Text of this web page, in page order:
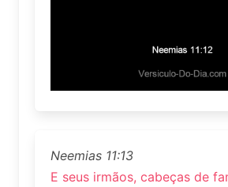
Neemias 11:13
E seus irmãos, cabeças de